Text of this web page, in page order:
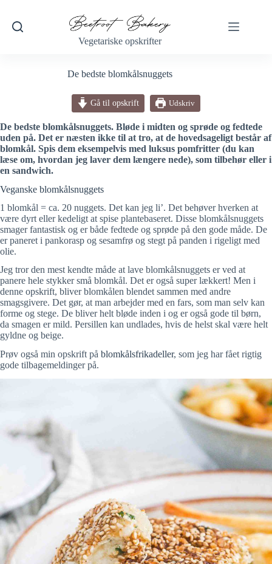
indhold
Vegetariske opskrifter
De bedste blomkålsnuggets
Gå til opskrift Udskriv
De bedste blomkålsnuggets. Bløde i midten og sprøde og fedtede
uden på. Det er næsten ikke til at tro, at de hovedsageligt består af
blomkål. Spis dem eksempelvis med luksus pomfritter (du kan
læse om, hvordan jeg laver dem længere nede), som tilbehør eller i
en sandwich.
Veganske blomkålsnuggets
1 blomkål = ca. 20 nuggets. Det kan jeg li’. Det behøver hverken at
være dyrt eller kedeligt at spise plantebaseret. Disse blomkålsnuggets
smager fantastisk og er både fedtede og sprøde på den gode måde. De
er paneret i pankorasp og sesamfrø og stegt på panden i rigeligt med
olie.
Jeg tror den mest kendte måde at lave blomkålsnuggets er ved at
panere hele stykker små blomkål. Det er også super lækkert! Men i
denne opskrift, bliver blomkålen blendet sammen med andre
smagsgivere. Det gør, at man arbejder med en fars, som man selv kan
forme og stege. De bliver helt bløde inden i og er også gode til børn,
da smagen er mild. Persillen kan undlades, hvis de helst skal være helt
gyldne og beige.
Prøv også min opskrift på blomkålsfrikadeller, som jeg har fået rigtig
gode tilbagemeldinger på.